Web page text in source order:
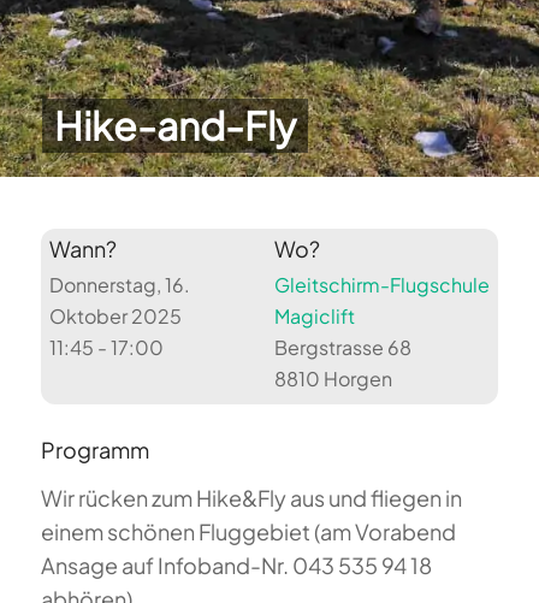
Hike-and-Fly
Wann?
Donnerstag, 16.
Oktober 2025
11:45 - 17:00
Wo?
Gleitschirm-Flugschule
Magiclift
Bergstrasse 68
8810 Horgen
Programm
Wir rücken zum Hike&Fly aus und fliegen in
einem schönen Fluggebiet (am Vorabend
Ansage auf Infoband-Nr. 043 535 94 18